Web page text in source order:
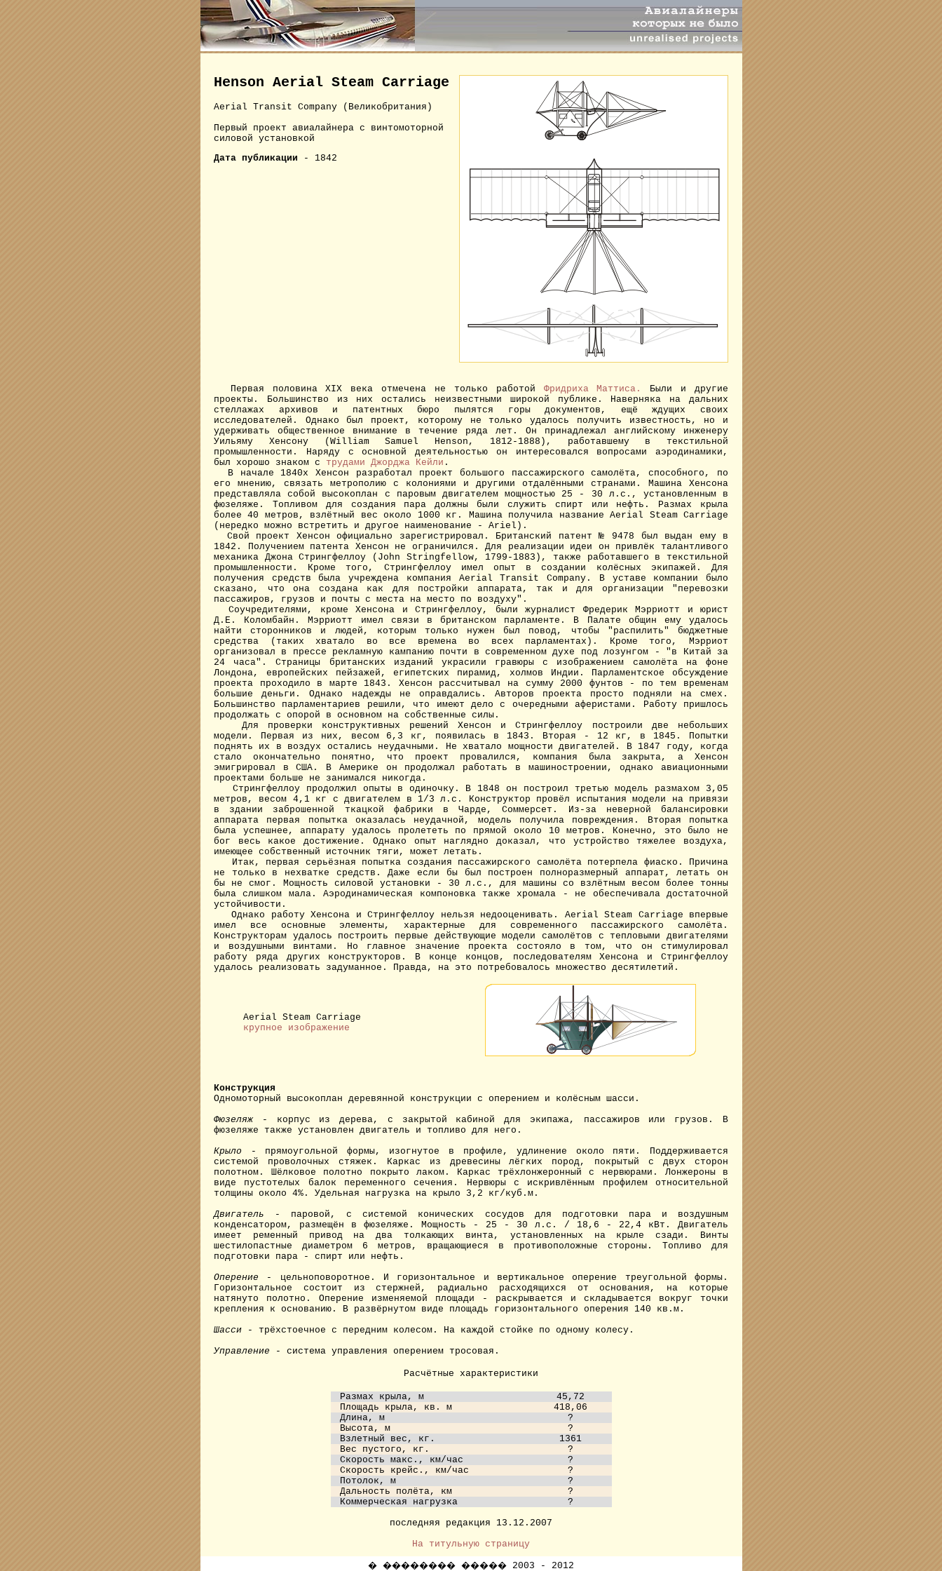
Henson Aerial Steam Carriage
Aerial Transit Company (Великобритания)
Первый проект авиалайнера с винтомоторной
силовой установкой
Дата публикации - 1842
Первая половина XIX века отмечена не только работой Фридриха Маттиса. Были и другие
проекты. Большинство из них остались неизвестными широкой публике. Наверняка на дальних
стеллажах архивов и патентных бюро пылятся горы документов, ещё ждущих своих
исследователей. Однако был проект, которому не только удалось получить известность, но и
удерживать общественное внимание в течение ряда лет. Он принадлежал английскому инженеру
Уильяму Хенсону (William Samuel Henson, 1812-1888), работавшему в текстильной
промышленности. Наряду с основной деятельностью он интересовался вопросами аэродинамики,
был хорошо знаком с трудами Джорджа Кейли .
В начале 1840х Хенсон разработал проект большого пассажирского самолёта, способного, по
его мнению, связать метрополию с колониями и другими отдалёнными странами. Машина Хенсона
представляла собой высокоплан с паровым двигателем мощностью 25 - 30 л.с., установленным в
фюзеляже. Топливом для создания пара должны были служить спирт или нефть. Размах крыла
более 40 метров, взлётный вес около 1000 кг. Машина получила название Aerial Steam Carriage
(нередко можно встретить и другое наименование - Ariel).
Свой проект Хенсон официально зарегистрировал. Британский патент № 9478 был выдан ему в
1842. Получением патента Хенсон не ограничился. Для реализации идеи он привлёк талантливого
механика Джона Стрингфеллоу (John Stringfellow, 1799-1883), также работавшего в текстильной
промышленности. Кроме того, Стрингфеллоу имел опыт в создании колёсных экипажей. Для
получения средств была учреждена компания Aerial Transit Company. В уставе компании было
сказано, что она создана как для постройки аппарата, так и для организации "перевозки
пассажиров, грузов и почты с места на место по воздуху".
Соучредителями, кроме Хенсона и Стрингфеллоу, были журналист Фредерик Мэрриотт и юрист
Д.Е. Коломбайн. Мэрриотт имел связи в британском парламенте. В Палате общин ему удалось
найти сторонников и людей, которым только нужен был повод, чтобы "распилить" бюджетные
средства (таких хватало во все времена во всех парламентах). Кроме того, Мэрриот
организовал в прессе рекламную кампанию почти в современном духе под лозунгом - "в Китай за
24 часа". Страницы британских изданий украсили гравюры с изображением самолёта на фоне
Лондона, европейских пейзажей, египетских пирамид, холмов Индии. Парламентское обсуждение
проекта проходило в марте 1843. Хенсон рассчитывал на сумму 2000 фунтов - по тем временам
большие деньги. Однако надежды не оправдались. Авторов проекта просто подняли на смех.
Большинство парламентариев решили, что имеют дело с очередными аферистами. Работу пришлось
продолжать с опорой в основном на собственные силы.
Для проверки конструктивных решений Хенсон и Стрингфеллоу построили две небольших
модели. Первая из них, весом 6,3 кг, появилась в 1843. Вторая - 12 кг, в 1845. Попытки
поднять их в воздух остались неудачными. Не хватало мощности двигателей. В 1847 году, когда
стало окончательно понятно, что проект провалился, компания была закрыта, а Хенсон
эмигрировал в США. В Америке он продолжал работать в машиностроении, однако авиационными
проектами больше не занимался никогда.
Стрингфеллоу продолжил опыты в одиночку. В 1848 он построил третью модель размахом 3,05
метров, весом 4,1 кг с двигателем в 1/3 л.с. Конструктор провёл испытания модели на привязи
в здании заброшенной ткацкой фабрики в Чарде, Соммерсет. Из-за неверной балансировки
аппарата первая попытка оказалась неудачной, модель получила повреждения. Вторая попытка
была успешнее, аппарату удалось пролететь по прямой около 10 метров. Конечно, это было не
бог весь какое достижение. Однако опыт наглядно доказал, что устройство тяжелее воздуха,
имеющее собственный источник тяги, может летать.
Итак, первая серьёзная попытка создания пассажирского самолёта потерпела фиаско. Причина
не только в нехватке средств. Даже если бы был построен полноразмерный аппарат, летать он
бы не смог. Мощность силовой установки - 30 л.с., для машины со взлётным весом более тонны
была слишком мала. Аэродинамическая компоновка также хромала - не обеспечивала достаточной
устойчивости.
Однако работу Хенсона и Стрингфеллоу нельзя недооценивать. Aerial Steam Carriage впервые
имел все основные элементы, характерные для современного пассажирского самолёта.
Конструкторам удалось построить первые действующие модели самолётов с тепловыми двигателями
и воздушными винтами. Но главное значение проекта состояло в том, что он стимулировал
работу ряда других конструкторов. В конце концов, последователям Хенсона и Стрингфеллоу
удалось реализовать задуманное. Правда, на это потребовалось множество десятилетий.
Aerial Steam Carriage
крупное изображение
Конструкция
Одномоторный высокоплан деревянной конструкции с оперением и колёсным шасси.
Фюзеляж - корпус из дерева, с закрытой кабиной для экипажа, пассажиров или грузов. В
фюзеляже также установлен двигатель и топливо для него.
Крыло - прямоугольной формы, изогнутое в профиле, удлинение около пяти. Поддерживается
системой проволочных стяжек. Каркас из древесины лёгких пород, покрытый с двух сторон
полотном. Шёлковое полотно покрыто лаком. Каркас трёхлонжеронный с нервюрами. Лонжероны в
виде пустотелых балок переменного сечения. Нервюры с искривлённым профилем относительной
толщины около 4%. Удельная нагрузка на крыло 3,2 кг/куб.м.
Двигатель - паровой, с системой конических сосудов для подготовки пара и воздушным
конденсатором, размещён в фюзеляже. Мощность - 25 - 30 л.с. / 18,6 - 22,4 кВт. Двигатель
имеет ременный привод на два толкающих винта, установленных на крыле сзади. Винты
шестилопастные диаметром 6 метров, вращающиеся в противоположные стороны. Топливо для
подготовки пара - спирт или нефть.
Оперение - цельноповоротное. И горизонтальное и вертикальное оперение треугольной формы.
Горизонтальное состоит из стержней, радиально расходящихся от основания, на которые
натянуто полотно. Оперение изменяемой площади - раскрывается и складывается вокруг точки
крепления к основанию. В развёрнутом виде площадь горизонтального оперения 140 кв.м.
Шасси - трёхстоечное с передним колесом. На каждой стойке по одному колесу.
Управление - система управления оперением тросовая.
Расчётные характеристики
Размах крыла, м
45,72
Площадь крыла, кв. м
418,06
Длина, м
?
Высота, м
?
Взлетный вес, кг.
1361
Вес пустого, кг.
?
Скорость макс., км/час
?
Скорость крейс., км/час
?
Потолок, м
?
Дальность полёта, км
?
Коммерческая нагрузка
?
последняя редакция 13.12.2007
На титульную страницу
� �������� ����� 2003 - 2012